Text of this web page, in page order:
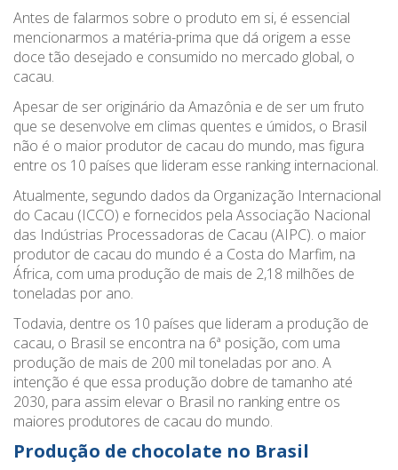
Antes de falarmos sobre o produto em si, é essencial
mencionarmos a matéria-prima que dá origem a esse
doce tão desejado e consumido no mercado global, o
cacau.
Apesar de ser originário da Amazônia e de ser um fruto
que se desenvolve em climas quentes e úmidos, o Brasil
não é o maior produtor de cacau do mundo, mas figura
entre os 10 países que lideram esse ranking internacional.
Atualmente, segundo dados da Organização Internacional
do Cacau (ICCO) e fornecidos pela Associação Nacional
das Indústrias Processadoras de Cacau (AIPC). o maior
produtor de cacau do mundo é a Costa do Marfim, na
África, com uma produção de mais de 2,18 milhões de
toneladas por ano.
Todavia, dentre os 10 países que lideram a produção de
cacau, o Brasil se encontra na 6ª posição, com uma
produção de mais de 200 mil toneladas por ano. A
intenção é que essa produção dobre de tamanho até
2030, para assim elevar o Brasil no ranking entre os
maiores produtores de cacau do mundo.
Produção de chocolate no Brasil